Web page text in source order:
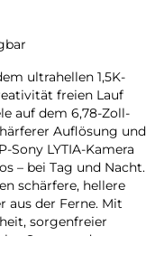
ultrahellen 1,5K-
freien Lauf
auf dem 6,78-Zoll-
Auflösung und
LYTIA-Kamera
– bei Tag und Nacht.
schärfere, hellere
aus der Ferne. Mit
sorgenfreier
Sturz- und